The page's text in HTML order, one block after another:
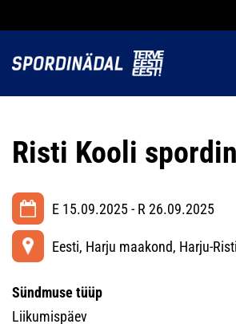
Risti Kooli
E 15.09.2025 - R 26.09.2025
Eesti, Harju maakond, Harju-Risti
Sündmuse tüüp
Liikumispäev